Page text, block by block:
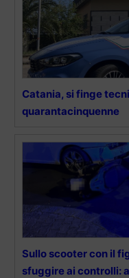
Catania, si finge
quarantacinquenne
Sullo scooter con il
sfuggire ai controlli: